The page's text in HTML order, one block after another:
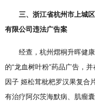
三、浙江省杭州市上城区
有限公司违法广告案
经查，杭州熠桐升晖健康
的“龙血树叶粉”药品广告，
因子 姬松茸枇杷罗汉果复合
有治疗阿尔茨海默病、肌瘤囊